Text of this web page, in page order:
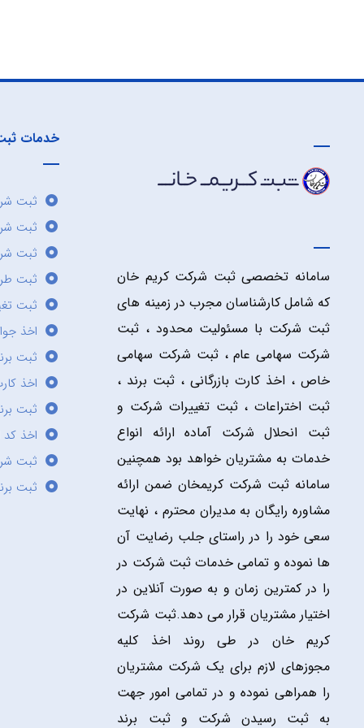
سامانه تخصصی ثبت شرکت کریم خان
که شامل کارشناسان مجرب در زمینه های
ثبت شرکت با مسئولیت محدود ، ثبت
شرکت سهامی عام ، ثبت شرکت سهامی
خاص ، اخذ کارت بازرگانی ، ثبت برند ،
ثبت اختراعات ، ثبت تغییرات شرکت و
ثبت انحلال شرکت آماده ارائه انواع
خدمات به مشتریان خواهد بود همچنین
سامانه ثبت شرکت کریمخان ضمن ارائه
مشاوره رایگان به مدیران محترم ، نهایت
سعی خود را در راستای جلب رضایت آن
ها نموده و تمامی خدمات ثبت شرکت در
را در کمترین زمان و به صورت آنلاین در
اختیار مشتریان قرار می دهد.ثبت شرکت
کریم خان در طی روند اخذ کلیه
مجوزهای لازم برای یک شرکت مشتریان
را همراهی نموده و در تمامی امور جهت
به ثبت رسیدن شرکت و ثبت برند
خدمات
ثبت
ثبت
ثبت
ثبت
ثبت
اخذ
ثبت
اخذ
ثبت
اخذ کد
ثبت
ثبت